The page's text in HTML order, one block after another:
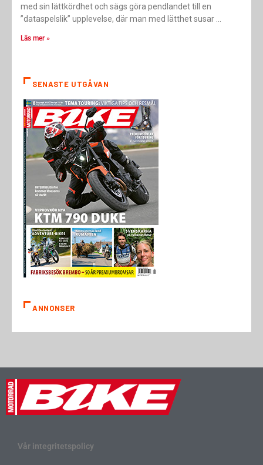
med sin lättkördhet och sägs göra pendlandet till en
”dataspelslik” upplevelse, där man med lätthet susar
Läs mer »
SENASTE UTGÅVAN
ANNONSER
Vår integritetspolicy